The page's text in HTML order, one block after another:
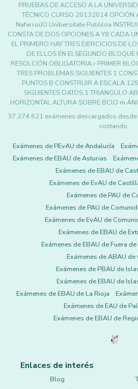
PRUEBAS DE ACCESO A LA
TÉCNICO CURSO 20132014
NafarroiJO Unibersitate Publiloa
CONSTA DE DOS OPCIONES A Y8 CADA
EL PRIMERO HAY TRES EJERCICIOS DE
DE ELLOS EN El SEGUNDO BLOQUE
RESOLCIÓN OBLIGATORIA r PRIMER
TRES PROBLEMAS SIGUIENTES 1
PUNTOS B CONSTRUIR A ESCALA
SIGUIENTES DATOS 1 TRIÁNGULO
HORIZONTAL ALTURA SOBRE BClO m
37.274.621 exámenes descargados
contando.
Exámenes de PEvAU de Andalucía
Exámenes de EBAU de Asturias
Exámenes de EBAU de
Exámenes de EvAU de
Exámenes de PAU de
Exámenes de PAU de
Exámenes de EvAU de
Exámenes de EBAU de
Exámenes de EBAU de Fuera
Exámenes de ABAU de
Exámenes de PBAU de
Exámenes de EBAU de
Exámenes de EBAU de La Rioja
Exámenes de EAU de
Exámenes de EBAU de
Enlaces de interés
Blog